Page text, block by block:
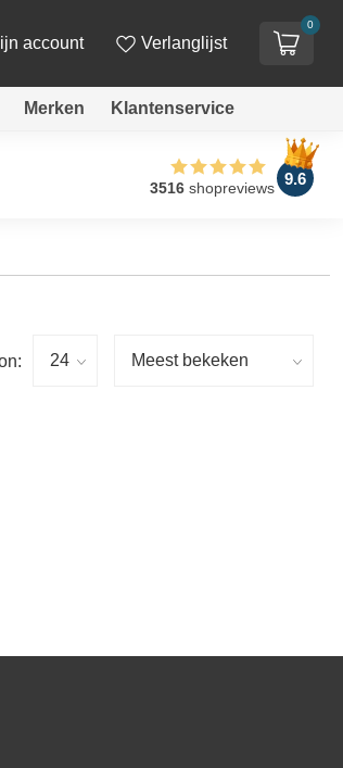
account Verlanglijst
0
Merken Klantenservice
3516 shopreviews
9.6